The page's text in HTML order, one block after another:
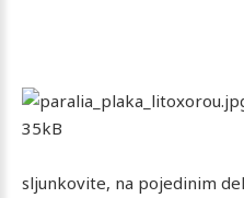
sljunkovite, na pojedinim